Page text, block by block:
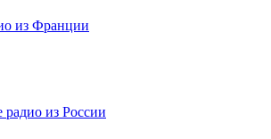
из Франции
радио из России